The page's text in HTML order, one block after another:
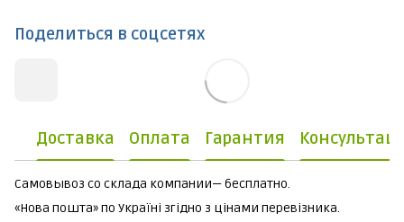
Поделиться в соцсетях
Доставка Оплата Гарантия
Самовывоз со склада компании— бесплатно.
«Нова пошта» по Україні згідно з цінами перевізника.